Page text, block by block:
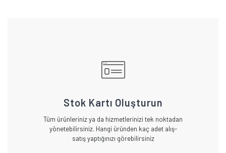
Stok Kartı Oluşturun
Tüm ürünleriniz ya da hizmetlerinizi tek noktadan
yönetebilirsiniz. Hangi üründen kaç adet alış-
satış yaptığınızı görebilirsiniz